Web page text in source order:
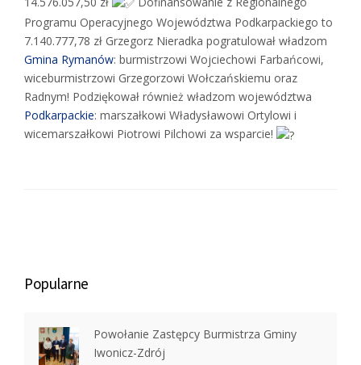
Programu Operacyjnego Województwa Podkarpackiego to
7.140.777,78 zł Grzegorz Nieradka pogratulował władzom
Gmina Rymanów: burmistrzowi Wojciechowi Farbańcowi,
wiceburmistrzowi Grzegorzowi Wołczańskiemu oraz
Radnym! Podziękował również władzom województwa
Podkarpackie: marszałkowi Władysławowi Ortylowi i
wicemarszałkowi Piotrowi Pilchowi za wsparcie!
Popularne
Powołanie Zastępcy Burmistrza Gminy
Iwonicz-Zdrój